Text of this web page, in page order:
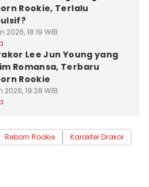
Rookie, Terlalu
2026, 18:19 WIB
Lee Jun Young yang
Romansa, Terbaru
Rookie
2026, 19:28 WIB
Reborn Rookie Karakter Drakor